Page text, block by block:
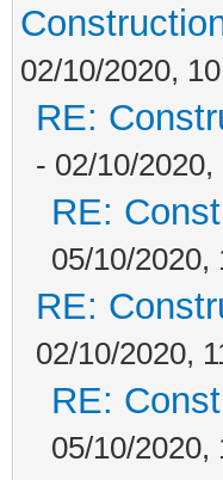
02/10/2020,
RE:
- 02/10/2020,
RE:
05/10/2020,
RE:
02/10/2020,
RE:
05/10/2020,